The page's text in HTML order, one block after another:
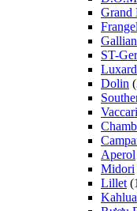
Grand
ST-
Dolin
Aperol
Midori
Lillet
Kahlua